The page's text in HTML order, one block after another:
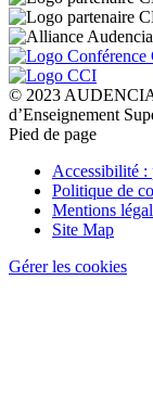
© 2023
d’Enseignement
Pied de page
Accessibilité :
Politique de
Mentions
Site Map
Gérer les cookies